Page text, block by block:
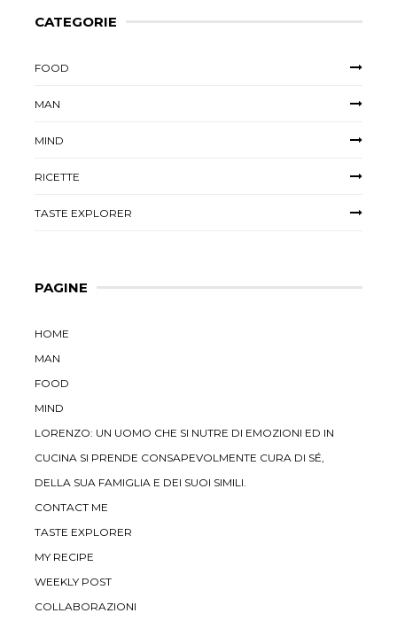
CATEGORIE
FOOD
MAN
MIND
RICETTE
TASTE EXPLORER
PAGINE
HOME
MAN
FOOD
MIND
LORENZO: UN UOMO CHE SI NUTRE DI EMOZIONI ED IN
CUCINA SI PRENDE CONSAPEVOLMENTE CURA DI SÉ,
DELLA SUA FAMIGLIA E DEI SUOI SIMILI.
CONTACT ME
TASTE EXPLORER
MY RECIPE
WEEKLY POST
COLLABORAZIONI